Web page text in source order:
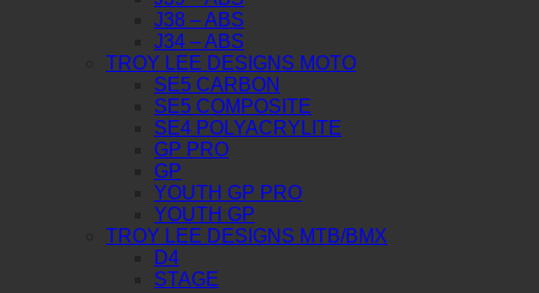
J38 – ABS
J34 – ABS
TROY LEE DESIGNS MOTO
SE5 CARBON
SE5 COMPOSITE
SE4 POLYACRYLITE
GP PRO
GP
YOUTH GP PRO
YOUTH GP
TROY LEE DESIGNS MTB/BMX
D4
STAGE